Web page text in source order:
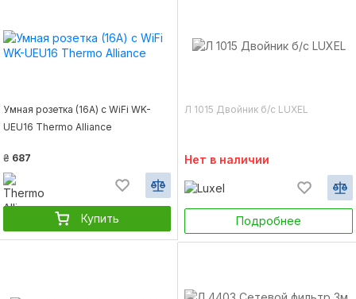
Умная розетка (16A) с WiFi WK-
UEU16 Thermo Alliance
₴ 687
Купить
Л 1015 Двойник б/с LUXEL
Нет в наличии
Подробнее